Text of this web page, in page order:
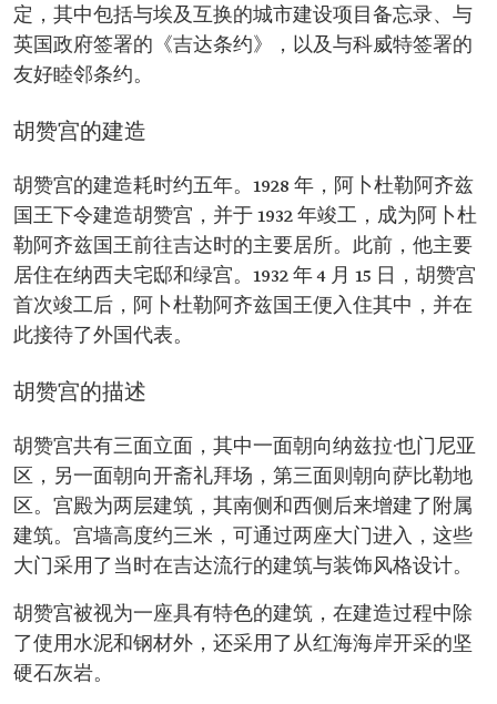
定，其中包括与埃及互换的城市建设项目备忘录、与
英国政府签署的《吉达条约》，以及与科威特签署的
友好睦邻条约。
胡赞宫的建造
胡赞宫的建造耗时约五年。1928 年，阿卜杜勒阿齐兹
国王下令建造胡赞宫，并于 1932 年竣工，成为阿卜杜
勒阿齐兹国王前往吉达时的主要居所。此前，他主要
居住在纳西夫宅邸和绿宫。1932 年 4 月 15 日，胡赞宫
首次竣工后，阿卜杜勒阿齐兹国王便入住其中，并在
此接待了外国代表。
胡赞宫的描述
胡赞宫共有三面立面，其中一面朝向纳兹拉·也门尼亚
区，另一面朝向开斋礼拜场，第三面则朝向萨比勒地
区。宫殿为两层建筑，其南侧和西侧后来增建了附属
建筑。宫墙高度约三米，可通过两座大门进入，这些
大门采用了当时在吉达流行的建筑与装饰风格设计。
胡赞宫被视为一座具有特色的建筑，在建造过程中除
了使用水泥和钢材外，还采用了从红海海岸开采的坚
硬石灰岩。